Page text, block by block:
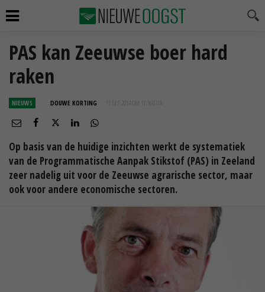
PAS kan Zeeuwse boer hard
raken
NIEUWS DOUWE KORTING 11 SEP 2014 OM 17:16
Op basis van de huidige inzichten werkt de systematiek
van de Programmatische Aanpak Stikstof (PAS) in Zeeland
zeer nadelig uit voor de Zeeuwse agrarische sector, maar
ook voor andere economische sectoren.